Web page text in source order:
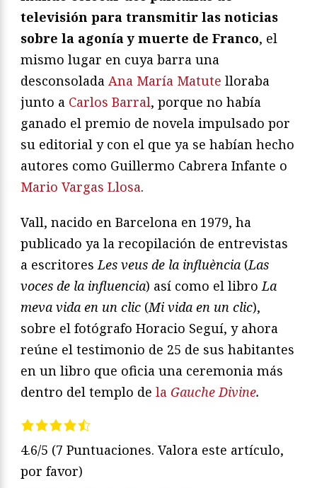
televisión para transmitir las noticias
sobre la agonía y muerte de Franco, el
mismo lugar en cuya barra una
desconsolada Ana María Matute lloraba
junto a Carlos Barral, porque no había
ganado el premio de novela impulsado por
su editorial y con el que ya se habían hecho
autores como Guillermo Cabrera Infante o
Mario Vargas Llosa.
Vall, nacido en Barcelona en 1979, ha
publicado ya la recopilación de entrevistas
a escritoresLes veus de la influència (Las
voces de la influencia) así como el libroLa
meva vida en un clic (Mi vida en un clic),
sobre el fotógrafo Horacio Seguí, y ahora
reúne el testimonio de 25 de sus habitantes
en un libro que oficia una ceremonia más
dentro del templo de la Gauche Divine.
4.6/5 (7 Puntuaciones. Valora este artículo,
por favor)